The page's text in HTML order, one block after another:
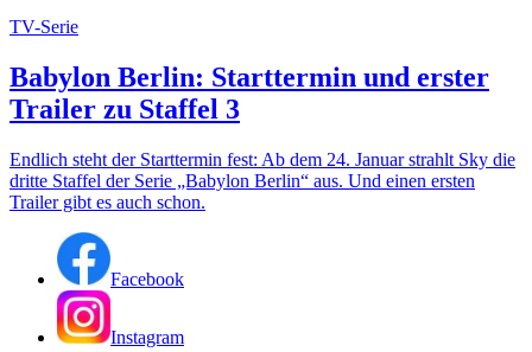
TV-Serie
Babylon Berlin: Starttermin und erster
Trailer zu Staffel 3
Endlich steht der Starttermin fest: Ab dem 24. Januar strahlt Sky die
dritte Staffel der Serie „Babylon Berlin“ aus. Und einen ersten
Trailer gibt es auch schon.
Facebook
Instagram